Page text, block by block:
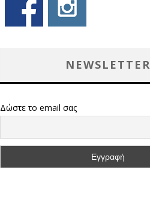
NEWSLETTER
Δώστε το email σας